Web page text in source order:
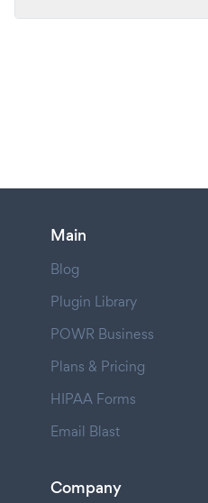
Main
Blog
Plugin Library
POWR Business
Plans & Pricing
HIPAA Forms
Email Blast
Company